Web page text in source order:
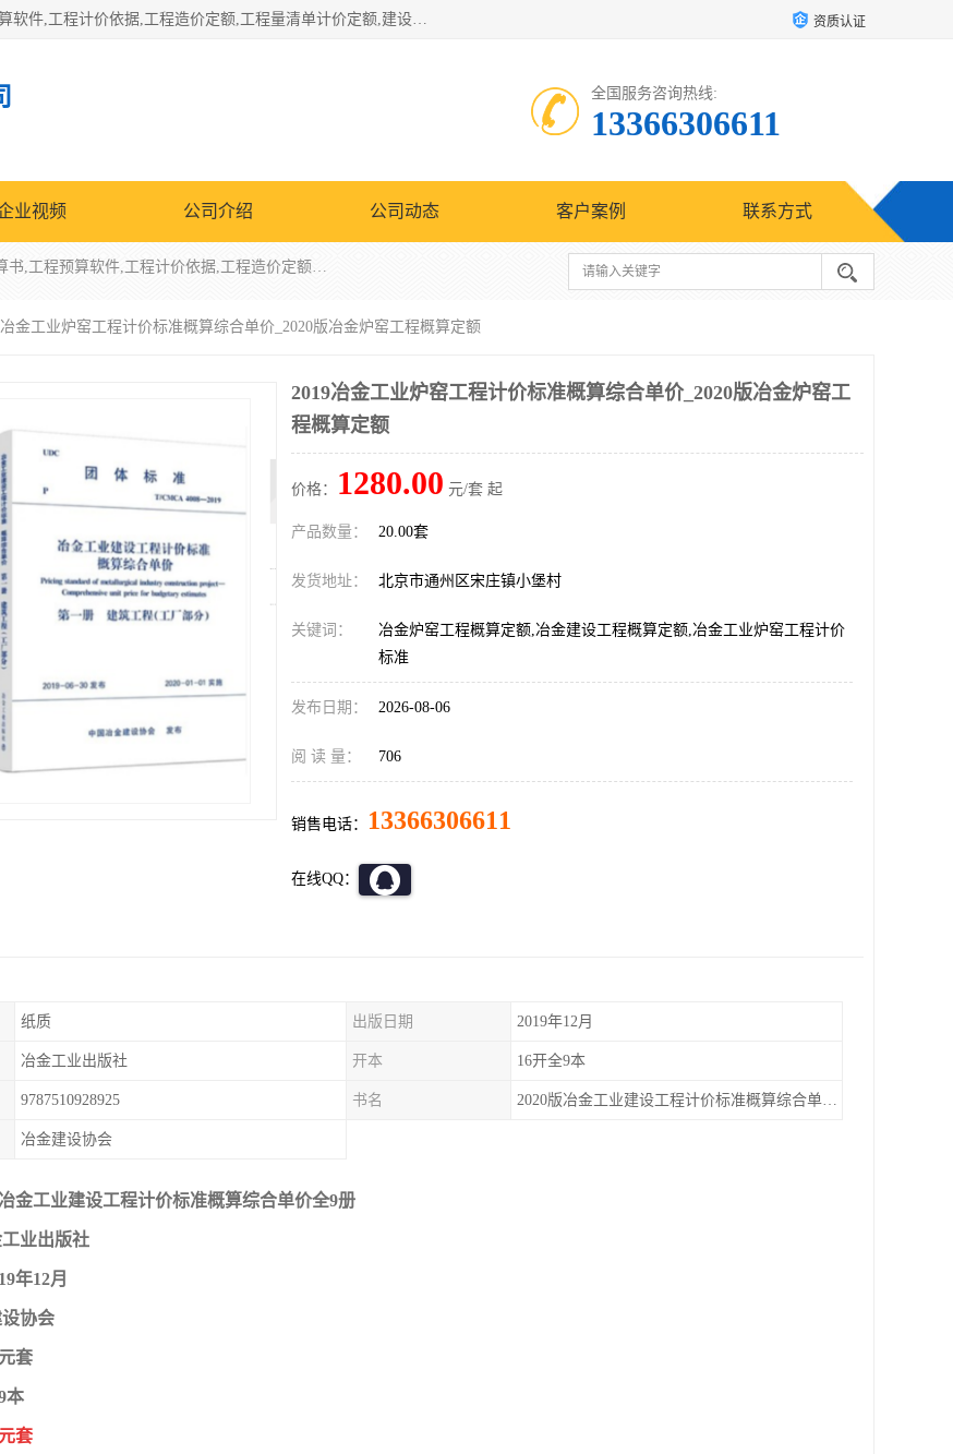
北京北腾文化发展有限公司：主营31个省建设工程预算书,工程预算软件,工程计价依据,工程造价定额,工程量清单计价定额,建设工程量消耗量定额,各行业工程预算定额,铁路定额,电力定额,矿山定额,*,黄金定额,钢铁企业检修定额,中石化安装检修定额,煤矿图书,医院书籍等.诚信的经营，在发展的同时公司不忘不断总结不断优化为客户的服务，和一如既往的热情赢得了新老客户的极高评价及青睐。 资质认证
全国服务咨询热线:
13366306611
业视频 公司介绍 公司动态 客户案例 联系方式
北京北腾文化发展有限公司：主营31个省建设工程预算书,工程预算软件,工程计价依据,工程造价定额,工程量清单计价定额,建设工程量消耗量定额,各行业工程预算定额,铁路定额,电力定额,矿山定额,*,黄金定额,钢铁企业检修定额,中石化安装检修定额,煤矿图书,医院书籍等.诚信的经营，在发展的同时公司不忘不断总结不断优化为客户的服务，和一如既往的热情赢得了新老客户的极高评价及青睐。
金工业炉窑工程计价标准概算综合单价_2020版冶金炉窑工程概算定额
2019冶金工业炉窑工程计价标准概算综合单价_2020版冶金炉窑工
程概算定额
价格： 1280.00 元/套 起
产品数量： 20.00套
发货地址： 北京市通州区宋庄镇小堡村
关键词：
冶金炉窑工程概算定额,冶金建设工程概算定额,冶金工业炉窑工程计价
标准
发布日期： 2026-08-06
阅 读 量： 706
销售电话： 13366306611
在线QQ：
纸质 出版日期 2019年12月
冶金工业出版社 开本 16开全9本
9787510928925 书名 2020版冶金工业建设工程计价标准概算综合单价全9册
冶金建设协会
金工业建设工程计价标准概算综合单价全9册
业出版社
年12月
协会
套
本
套